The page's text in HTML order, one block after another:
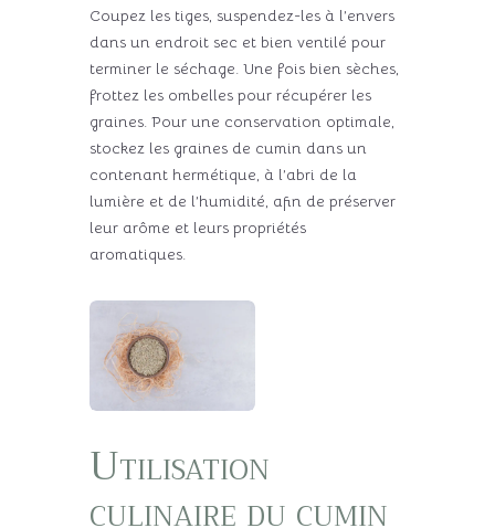
Coupez les tiges, suspendez-les à l’envers
dans un endroit sec et bien ventilé pour
terminer le séchage. Une fois bien sèches,
frottez les ombelles pour récupérer les
graines. Pour une conservation optimale,
stockez les graines de cumin dans un
contenant hermétique, à l’abri de la
lumière et de l’humidité, afin de préserver
leur arôme et leurs propriétés
aromatiques.
Utilisation
culinaire du cumin